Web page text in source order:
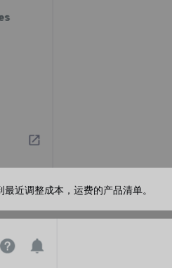
近调整成本，运费的产品清单。